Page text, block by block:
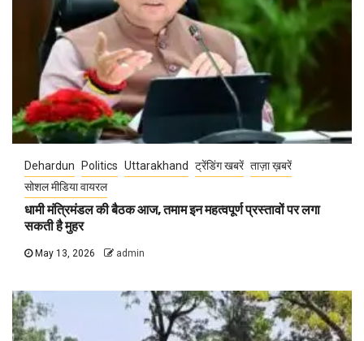
Dehardun Politics Uttarakhand ट्रेंडिंग खबरें ताज़ा ख़बरें
सोशल मीडिया वायरल
धामी मंत्रिमंडल की बैठक आज, तमाम इन महत्वपूर्ण प्रस्तावों पर लगा
सकती है मुहर
May 13, 2026 admin